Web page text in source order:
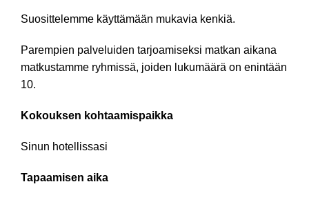
Suosittelemme käyttämään mukavia kenkiä.
Parempien palveluiden tarjoamiseksi matkan aikana
matkustamme ryhmissä, joiden lukumäärä on enintään
10.
Kokouksen kohtaamispaikka
Sinun hotellissasi
Tapaamisen aika